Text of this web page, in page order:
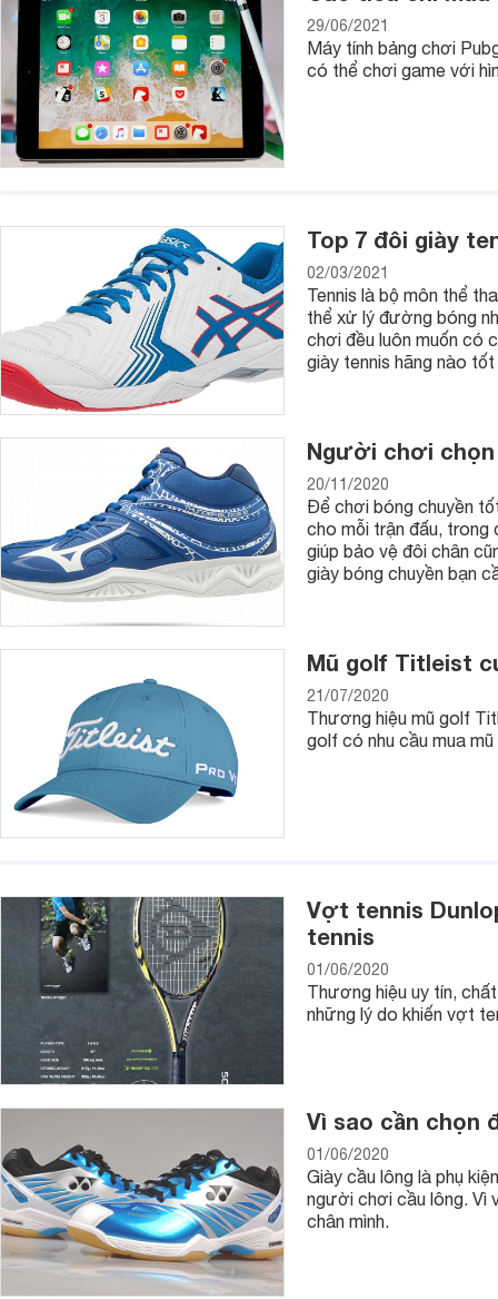
29/06/2021
Máy tính bảng chơi
có thể chơi game với
Top 7 đôi giày
02/03/2021
Tennis là bộ môn thể
thể xử lý đường bóng
chơi đều luôn muốn có
giày tennis hãng nào
Người chơi chọn
20/11/2020
Để chơi bóng chuyền
cho mỗi trận đấu, trong
giúp bảo vệ đôi chân
giày bóng chuyền bạn
Mũ golf Titleist
21/07/2020
Thương hiệu mũ golf
golf có nhu cầu mua
Vợt tennis
tennis
01/06/2020
Thương hiệu uy tín,
những lý do khiến vợt
Vì sao cần chọn
01/06/2020
Giày cầu lông là phụ
người chơi cầu lông. Vì
chân mình.